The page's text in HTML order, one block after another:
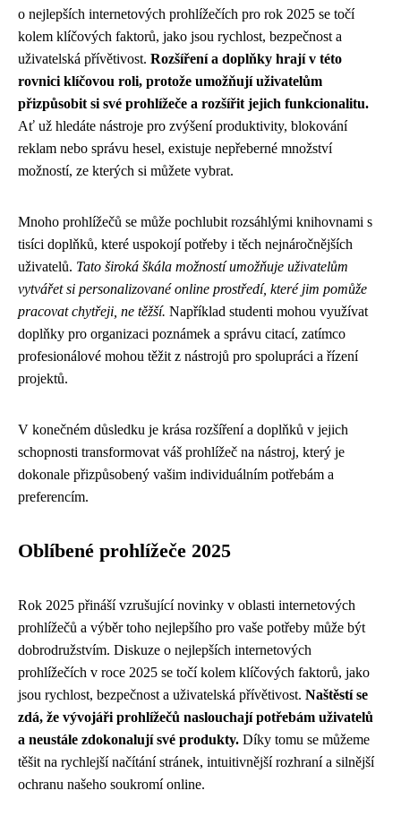
o nejlepších internetových prohlížečích pro rok 2025 se točí
kolem klíčových faktorů, jako jsou rychlost, bezpečnost a
uživatelská přívětivost. Rozšíření a doplňky hrají v této
rovnici klíčovou roli, protože umožňují uživatelům
přizpůsobit si své prohlížeče a rozšířit jejich funkcionalitu.
Ať už hledáte nástroje pro zvýšení produktivity, blokování
reklam nebo správu hesel, existuje nepřeberné množství
možností, ze kterých si můžete vybrat.
Mnoho prohlížečů se může pochlubit rozsáhlými knihovnami s
tisíci doplňků, které uspokojí potřeby i těch nejnáročnějších
uživatelů. Tato široká škála možností umožňuje uživatelům
vytvářet si personalizované online prostředí, které jim pomůže
pracovat chytřeji, ne těžší. Například studenti mohou využívat
doplňky pro organizaci poznámek a správu citací, zatímco
profesionálové mohou těžit z nástrojů pro spolupráci a řízení
projektů.
V konečném důsledku je krása rozšíření a doplňků v jejich
schopnosti transformovat váš prohlížeč na nástroj, který je
dokonale přizpůsobený vašim individuálním potřebám a
preferencím.
Oblíbené prohlížeče 2025
Rok 2025 přináší vzrušující novinky v oblasti internetových
prohlížečů a výběr toho nejlepšího pro vaše potřeby může být
dobrodružstvím. Diskuze o nejlepších internetových
prohlížečích v roce 2025 se točí kolem klíčových faktorů, jako
jsou rychlost, bezpečnost a uživatelská přívětivost. Naštěstí se
zdá, že vývojáři prohlížečů naslouchají potřebám uživatelů
a neustále zdokonalují své produkty. Díky tomu se můžeme
těšit na rychlejší načítání stránek, intuitivnější rozhraní a silnější
ochranu našeho soukromí online.